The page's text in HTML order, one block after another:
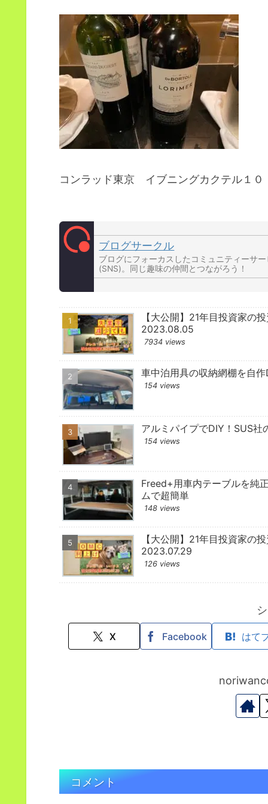
コンラッド東京 イブニングカクテル１０
ブログサークル
ブログにフォーカスしたコミュニティーサ
(SNS)。同じ趣味の仲間とつながろう！
【大公開】21年目投資家の
2023.08.05
7934 views
車中泊用具の収納網棚を自
154 views
アルミパイプでDIY！SUS
154 views
Freed+用車内テーブルを純
ムで超簡単
148 views
【大公開】21年目投資家の
2023.07.29
126 views
X Facebook はて
コメント